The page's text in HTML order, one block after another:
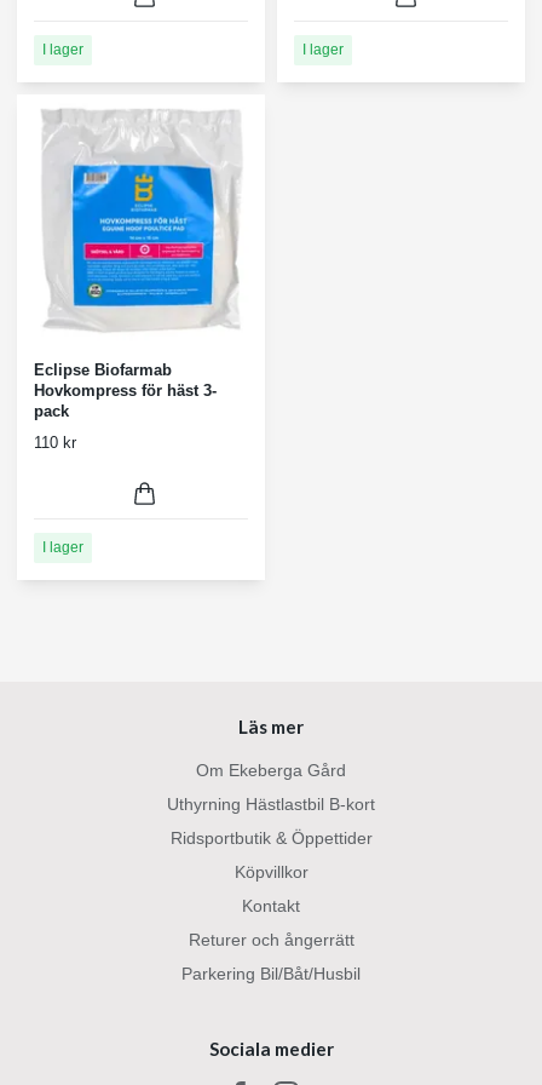
I lager I lager
Eclipse Biofarmab
Hovkompress för häst 3-
pack
110 kr
I lager
Läs mer
Om Ekeberga Gård
Uthyrning Hästlastbil B-kort
Ridsportbutik & Öppettider
Köpvillkor
Kontakt
Returer och ångerrätt
Parkering Bil/Båt/Husbil
Sociala medier